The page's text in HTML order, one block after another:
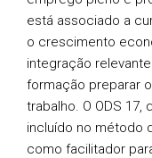
está associado a
o crescimento
integração
formação preparar
trabalho. O ODS
incluído no método
como facilitador